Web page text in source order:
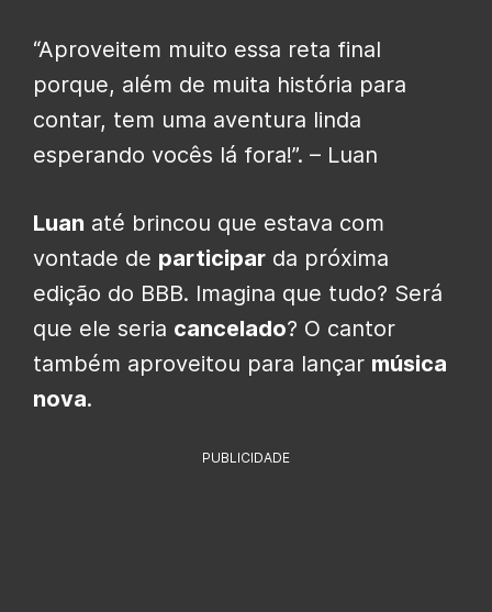
“Aproveitem muito essa reta final
porque, além de muita história para
contar, tem uma aventura linda
esperando vocês lá fora!”. – Luan
Luan até brincou que estava com
vontade de participar da próxima
edição do BBB. Imagina que tudo? Será
que ele seria cancelado? O cantor
também aproveitou para lançar música
nova.
PUBLICIDADE